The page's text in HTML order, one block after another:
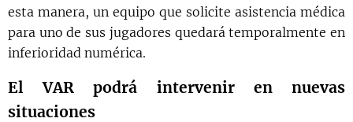
esta manera, un equipo que solicite asistencia médica
para uno de sus jugadores quedará temporalmente en
inferioridad numérica.
El VAR podrá intervenir en nuevas
situaciones